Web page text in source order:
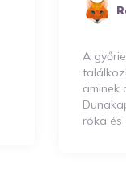
A
aminek
róka és